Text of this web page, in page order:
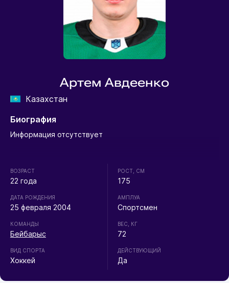
Артем Авдеенко
Казахстан
Биография
Информация отсутствует
ВОЗРАСТ
22 года
ДАТА РОЖДЕНИЯ
25 февраля 2004
КОМАНДЫ
Бейбарыс
ВИД СПОРТА
Хоккей
РОСТ, СМ
175
АМПЛУА
Спортсмен
ВЕС, КГ
72
ДЕЙСТВУЮЩИЙ
Да